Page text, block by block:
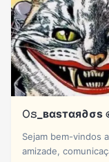
𝙾𝚜_вαѕтαя∂σѕ
Sejam bem-vindos
amizade,